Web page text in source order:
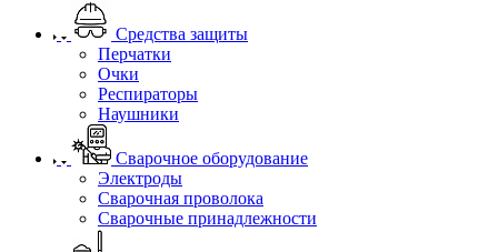
Средства защиты
Перчатки
Очки
Респираторы
Наушники
Сварочное оборудование
Электроды
Сварочная проволока
Сварочные принадлежности